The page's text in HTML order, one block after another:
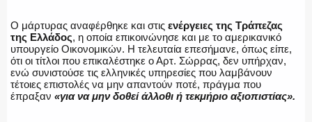
Ο μάρτυρας αναφέρθηκε και στις ενέργειες της Τράπεζας
της Ελλάδος, η οποία επικοινώνησε και με το αμερικανικό
υπουργείο Οικονομικών. Η τελευταία επεσήμανε, όπως είπε,
ότι οι τίτλοι που επικαλέστηκε ο Αρτ. Σώρρας, δεν υπήρχαν,
ενώ συνιστούσε τις ελληνικές υπηρεσίες που λαμβάνουν
τέτοιες επιστολές να μην απαντούν ποτέ, πράγμα που
έπραξαν «για να μην δοθεί άλλοθι ή τεκμήριο αξιοπιστίας».